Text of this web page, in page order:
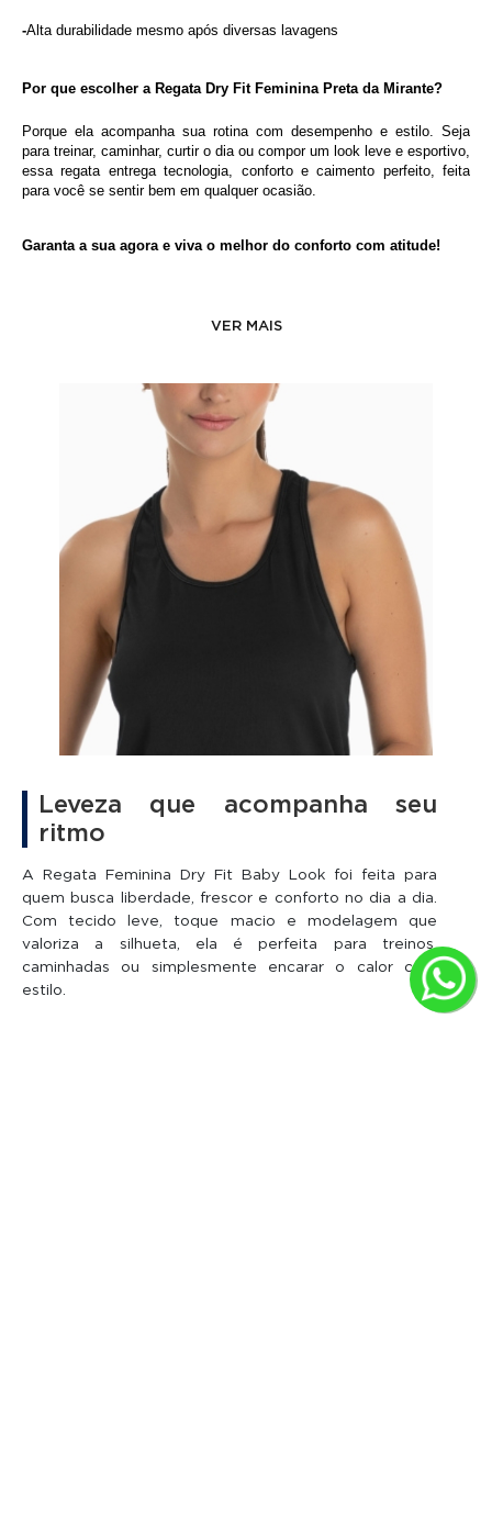
-Alta durabilidade mesmo após diversas lavagens
Por que escolher a Regata Dry Fit Feminina Preta da Mirante?
Porque ela acompanha sua rotina com desempenho e estilo. Seja
para treinar, caminhar, curtir o dia ou compor um look leve e esportivo,
essa regata entrega tecnologia, conforto e caimento perfeito, feita
para você se sentir bem em qualquer ocasião.
Garanta a sua agora e viva o melhor do conforto com atitude!
VER MAIS
Leveza que acompanha seu
ritmo
A Regata Feminina Dry Fit Baby Look foi feita para
quem busca liberdade, frescor e conforto no dia a dia.
Com tecido leve, toque macio e modelagem que
valoriza a silhueta, ela é perfeita para treinos,
caminhadas ou simplesmente encarar o calor com
estilo.